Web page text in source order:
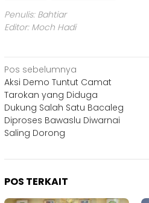
Penulis: Bahtiar
Editor: Moch Hadi
Navigasi
pos
Pos sebelumnya
Aksi Demo Tuntut Camat
Tarokan yang Diduga
Dukung Salah Satu Bacaleg
Diproses Bawaslu Diwarnai
Saling Dorong
POS TERKAIT